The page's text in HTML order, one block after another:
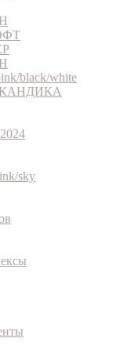
black/white
sky